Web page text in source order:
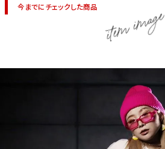
今までにチェックした商品 item image